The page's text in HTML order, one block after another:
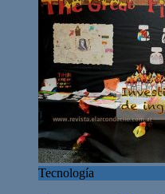
Tecnología